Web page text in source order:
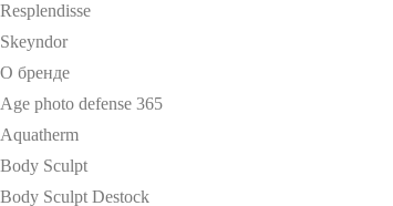
Resplendisse
Skeyndor
О бренде
Age photo defense 365
Aquatherm
Body Sculpt
Body Sculpt Destock